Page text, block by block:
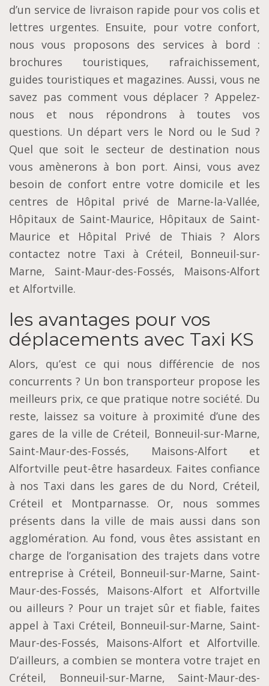
d’un service de livraison rapide pour vos colis et
lettres urgentes. Ensuite, pour votre confort,
nous vous proposons des services à bord :
brochures touristiques, rafraichissement,
guides touristiques et magazines. Aussi, vous ne
savez pas comment vous déplacer ? Appelez-
nous et nous répondrons à toutes vos
questions. Un départ vers le Nord ou le Sud ?
Quel que soit le secteur de destination nous
vous amènerons à bon port. Ainsi, vous avez
besoin de confort entre votre domicile et les
centres de Hôpital privé de Marne-la-Vallée,
Hôpitaux de Saint-Maurice, Hôpitaux de Saint-
Maurice et Hôpital Privé de Thiais ? Alors
contactez notre Taxi à Créteil, Bonneuil-sur-
Marne, Saint-Maur-des-Fossés, Maisons-Alfort
et Alfortville.
les avantages pour vos
déplacements avec Taxi KS
Alors, qu’est ce qui nous différencie de nos
concurrents ? Un bon transporteur propose les
meilleurs prix, ce que pratique notre société. Du
reste, laissez sa voiture à proximité d’une des
gares de la ville de Créteil, Bonneuil-sur-Marne,
Saint-Maur-des-Fossés, Maisons-Alfort et
Alfortville peut-être hasardeux. Faites confiance
à nos Taxi dans les gares de du Nord, Créteil,
Créteil et Montparnasse. Or, nous sommes
présents dans la ville de mais aussi dans son
agglomération. Au fond, vous êtes assistant en
charge de l’organisation des trajets dans votre
entreprise à Créteil, Bonneuil-sur-Marne, Saint-
Maur-des-Fossés, Maisons-Alfort et Alfortville
ou ailleurs ? Pour un trajet sûr et fiable, faites
appel à Taxi Créteil, Bonneuil-sur-Marne, Saint-
Maur-des-Fossés, Maisons-Alfort et Alfortville.
D’ailleurs, a combien se montera votre trajet en
Créteil, Bonneuil-sur-Marne, Saint-Maur-des-